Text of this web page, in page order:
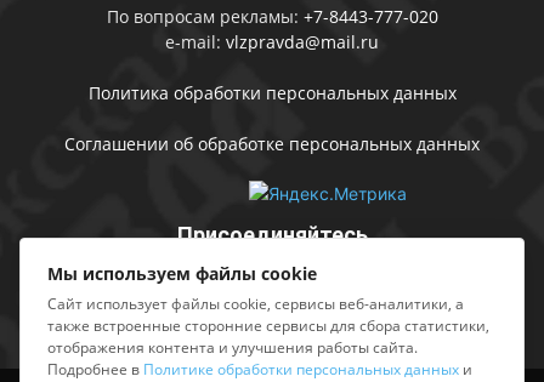
По вопросам рекламы: +7-8443-777-020
e-mail: vlzpravda@mail.ru
Политика обработки персональных данных
Соглашении об обработке персональных данных
Присоединяйтесь
Мы используем файлы cookie
Сайт использует файлы cookie, сервисы веб-аналитики, а
также встроенные сторонние сервисы для сбора статистики,
отображения контента и улучшения работы сайта.
Подробнее в Политике обработки персональных данных и